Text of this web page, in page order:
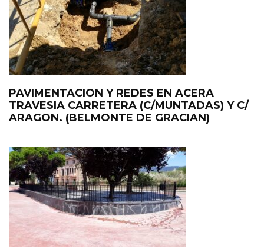
PAVIMENTACION Y REDES EN ACERA
TRAVESIA CARRETERA (C/MUNTADAS) Y C/
ARAGON. (BELMONTE DE GRACIAN)